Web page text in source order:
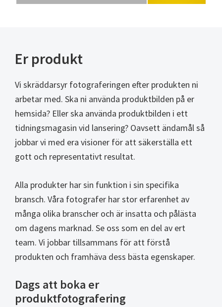
Er produkt
Vi skräddarsyr fotograferingen efter produkten ni
arbetar med. Ska ni använda produktbilden på er
hemsida? Eller ska använda produktbilden i ett
tidningsmagasin vid lansering? Oavsett ändamål så
jobbar vi med era visioner för att säkerställa ett
gott och representativt resultat.
Alla produkter har sin funktion i sin specifika
bransch. Våra fotografer har stor erfarenhet av
många olika branscher och är insatta och pålästa
om dagens marknad. Se oss som en del av ert
team. Vi jobbar tillsammans för att förstå
produkten och framhäva dess bästa egenskaper.
Dags att boka er
produktfotografering